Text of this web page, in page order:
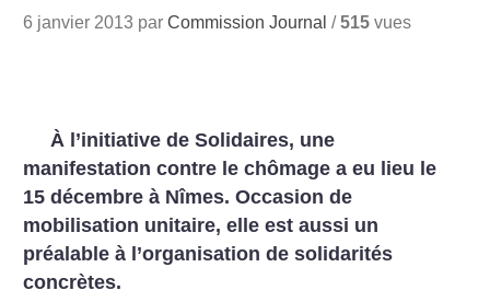
6 janvier 2013 parCommission Journal /515 vues
À l’initiative de Solidaires, une
manifestation contre le chômage a eu lieu le
15 décembre à Nîmes. Occasion de
mobilisation unitaire, elle est aussi un
préalable à l’organisation de solidarités
concrètes.